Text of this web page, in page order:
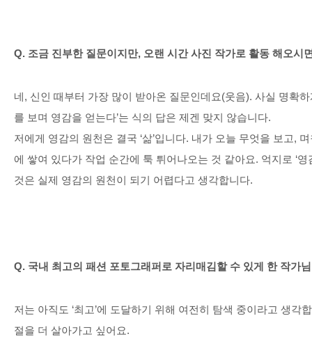
Q. 조금 진부한 질문이지만, 오랜 시간 사진 작가로 활동 해오시
네, 신인 때부터 가장 많이 받아온 질문인데요(웃음). 사실 명확
를 보며 영감을 얻는다’는 식의 답은 제겐 맞지 않습니다.
저에게 영감의 원천은 결국 ‘삶’입니다. 내가 오늘 무엇을 보고,
에 쌓여 있다가 작업 순간에 툭 튀어나오는 것 같아요. 억지로 ‘영
것은 실제 영감의 원천이 되기 어렵다고 생각합니다.
Q. 국내 최고의 패션 포토그래퍼로 자리매김할 수 있게 한 작가
저는 아직도 ‘최고’에 도달하기 위해 여전히 탐색 중이라고 생각
절을 더 살아가고 싶어요.